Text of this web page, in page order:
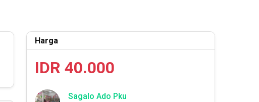
Harga
IDR 40.000
Sagalo Ado Pku